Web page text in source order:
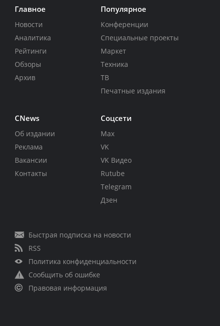
Главное
Новости
Аналитика
Рейтинги
Обзоры
Архив
Популярное
Конференции
Специальные проекты
Маркет
Техника
ТВ
Печатные издания
CNews
Об издании
Реклама
Вакансии
Контакты
Соцсети
Max
VK
VK Видео
Rutube
Telegram
Дзен
Быстрая подписка на новости
RSS
Политика конфиденциальности
Сообщить об ошибке
Правовая информация